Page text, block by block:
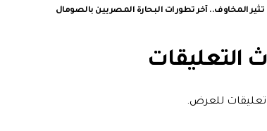
تثير المخاوف.. آخر تطورات البحارة المصريين بالصومال
التعليقات
تعليقات للعرض.